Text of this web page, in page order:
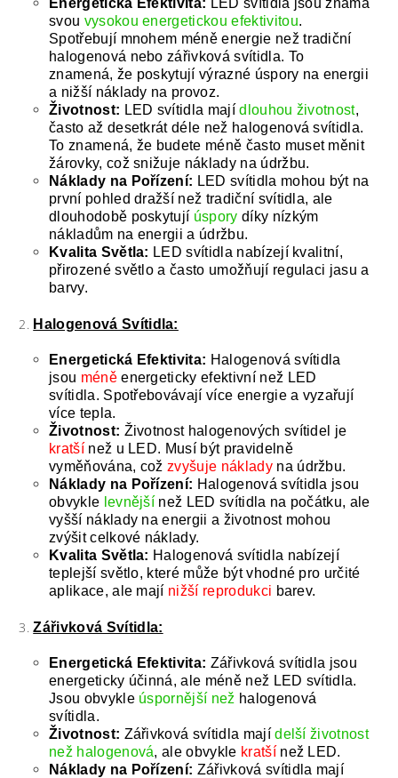
svou vysokou energetickou efektivitou.
Spotřebují mnohem méně energie než tradiční
halogenová nebo zářivková svítidla. To
znamená, že poskytují výrazné úspory na energii
a nižší náklady na provoz.
Životnost: LED svítidla majídlouhou životnost,
často až desetkrát déle než halogenová svítidla.
To znamená, že budete méně často muset měnit
žárovky, což snižuje náklady na údržbu.
Náklady na Pořízení: LED svítidla mohou být na
první pohled dražší než tradiční svítidla, ale
dlouhodobě poskytují úspory díky nízkým
nákladům na energii a údržbu.
Kvalita Světla: LED svítidla nabízejí kvalitní,
přirozené světlo a často umožňují regulaci jasu a
barvy.
Halogenová Svítidla:
Energetická Efektivita: Halogenová svítidla
jsou méněenergeticky efektivní než LED
svítidla. Spotřebovávají více energie a vyzařují
více tepla.
Životnost: Životnost halogenových svítidel je
kratšínež u LED. Musí být pravidelně
vyměňována, cožzvyšuje nákladyna údržbu.
Náklady na Pořízení: Halogenová svítidla jsou
obvykle levnější než LED svítidla na počátku, ale
vyšší náklady na energii a životnost mohou
zvýšit celkové náklady.
Kvalita Světla: Halogenová svítidla nabízejí
teplejší světlo, které může být vhodné pro určité
aplikace, ale mají nižší reprodukci barev.
Zářivková Svítidla:
Energetická Efektivita: Zářivková svítidla jsou
energeticky účinná, ale méně než LED svítidla.
Jsou obvykle úspornější než halogenová
svítidla.
Životnost: Zářivková svítidla majídelší životnost
než halogenová, ale obvykle kratšínež LED.
Náklady na Pořízení: Zářivková svítidla mají